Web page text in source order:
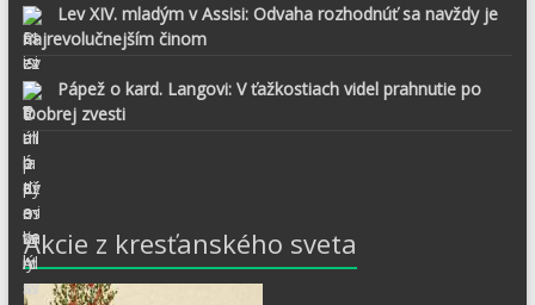
Lev XIV. mladým v Assisi: Odvaha rozhodnúť sa navždy je
najrevolučnejším činom
Pápež o kard. Langovi: V ťažkostiach videl prahnutie po
Dobrej zvesti
Akcie z kresťanského sveta